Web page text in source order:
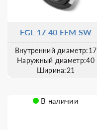
FGL 17 40 EEM SW
Внутренний диаметр:17
Наружный диаметр:40
Ширина:21
В наличии